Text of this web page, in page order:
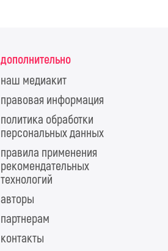
дополнительно
наш медиакит
правовая информация
политика обработки
персональных данных
правила применения
рекомендательных
технологий
авторы
партнерам
контакты